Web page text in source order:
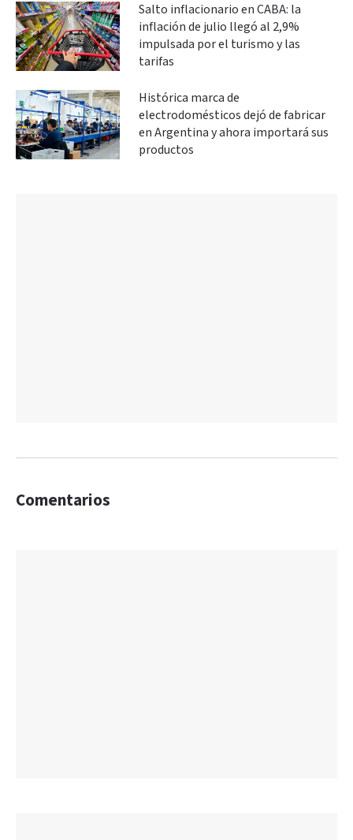
Salto inflacionario en CABA: la
inflación de julio llegó al 2,9%
impulsada por el turismo y las
tarifas
Histórica marca de
electrodomésticos dejó de fabricar
en Argentina y ahora importará sus
productos
Comentarios